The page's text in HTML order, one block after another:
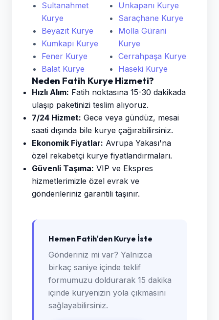
Sultanahmet
Kurye
Beyazıt Kurye
Kumkapı Kurye
Fener Kurye
Balat Kurye
Unkapanı Kurye
Saraçhane Kurye
Molla Gürani
Kurye
Cerrahpaşa Kurye
Haseki Kurye
Neden Fatih Kurye Hizmeti?
Hızlı Alım: Fatih noktasına 15-30 dakikada
ulaşıp paketinizi teslim alıyoruz.
7/24 Hizmet: Gece veya gündüz, mesai
saati dışında bile kurye çağırabilirsiniz.
Ekonomik Fiyatlar: Avrupa Yakası'na
özel rekabetçi kurye fiyatlandırmaları.
Güvenli Taşıma: VIP ve Ekspres
hizmetlerimizle özel evrak ve
gönderileriniz garantili taşınır.
Hemen Fatih'den Kurye İste
Gönderiniz mi var? Yalnızca
birkaç saniye içinde teklif
formumuzu doldurarak 15 dakika
içinde kuryenizin yola çıkmasını
sağlayabilirsiniz.